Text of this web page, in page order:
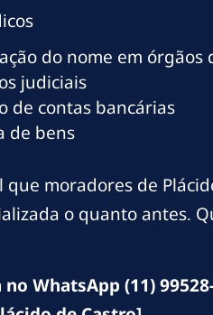
do nome em
judiciais
de contas bancárias
de bens
que moradores de
o quanto antes.
no WhatsApp (11)